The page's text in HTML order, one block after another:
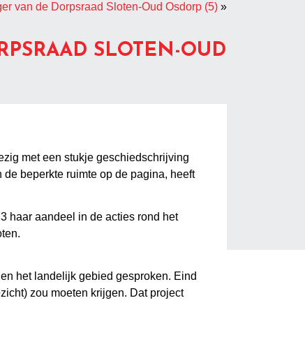
van de Dorpsraad Sloten-Oud Osdorp (5) »
SLOTEN-OUD
met een stukje geschiedschrijving
beperkte ruimte op de pagina, heeft
haar aandeel in de acties rond het
het landelijk gebied gesproken. Eind
zou moeten krijgen. Dat project